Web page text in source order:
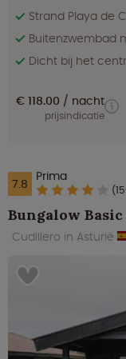
Strand Playa de
Buitenzwembad
Dicht bij het
€ 118.00 nacht
prijsindicatie
7.8 Prima
Bungalow
Cudillero in Asturië